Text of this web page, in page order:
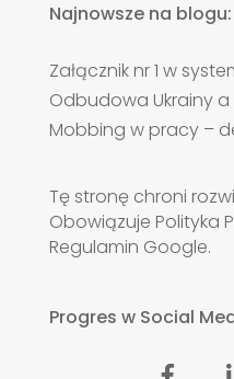
Najnowsze na blogu:
Tę stronę chroni
Obowiązuje Polityka
Regulamin Google.
Progres w Social